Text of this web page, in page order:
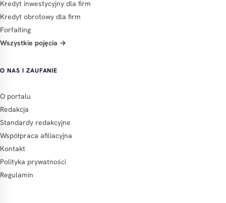
Kredyt inwestycyjny dla firm
Kredyt obrotowy dla firm
Forfaiting
Wszystkie pojęcia →
O NAS I ZAUFANIE
O portalu
Redakcja
Standardy redakcyjne
Współpraca afiliacyjna
Kontakt
Polityka prywatności
Regulamin